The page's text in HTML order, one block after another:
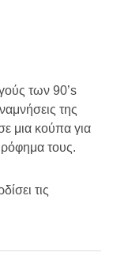
των 90’s
της
μια κούπα για
τους.
τις